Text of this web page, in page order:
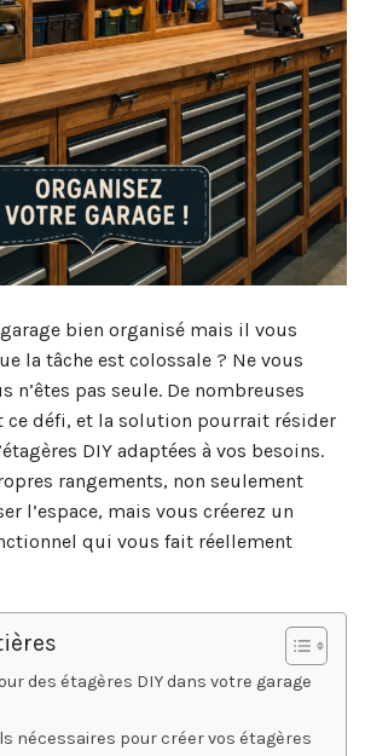
bien organisé mais il vous
la tâche est colossale ? Ne vous
n’êtes pas seule. De nombreuses
ce défi, et la solution pourrait résider
DIY adaptées à vos besoins.
rangements, non seulement
l’espace, mais vous créerez un
qui vous fait réellement
des étagères DIY dans votre garage
nécessaires pour créer vos étagères